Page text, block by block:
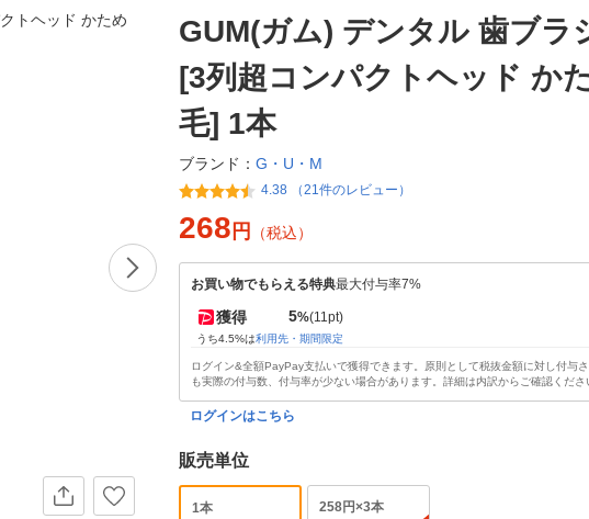
GUM(ガム) デンタル 歯ブラ
[3列超コンパクトヘッド か
毛] 1本
ブランド： G・U・M
4.38 （21件のレビュー）
268 円 （税込）
お買い物でもらえる特典最大付与率7%
獲得 5%(11pt)
うち4.5%は利用先・期間限定
ログイン&全額PayPay支払いで獲得できます。原則として税抜金額に対し付与
も実際の付与数、付与率が少ない場合があります。詳細は内訳からご確認くださ
ログインはこちら
販売単位
1本
258円×3本